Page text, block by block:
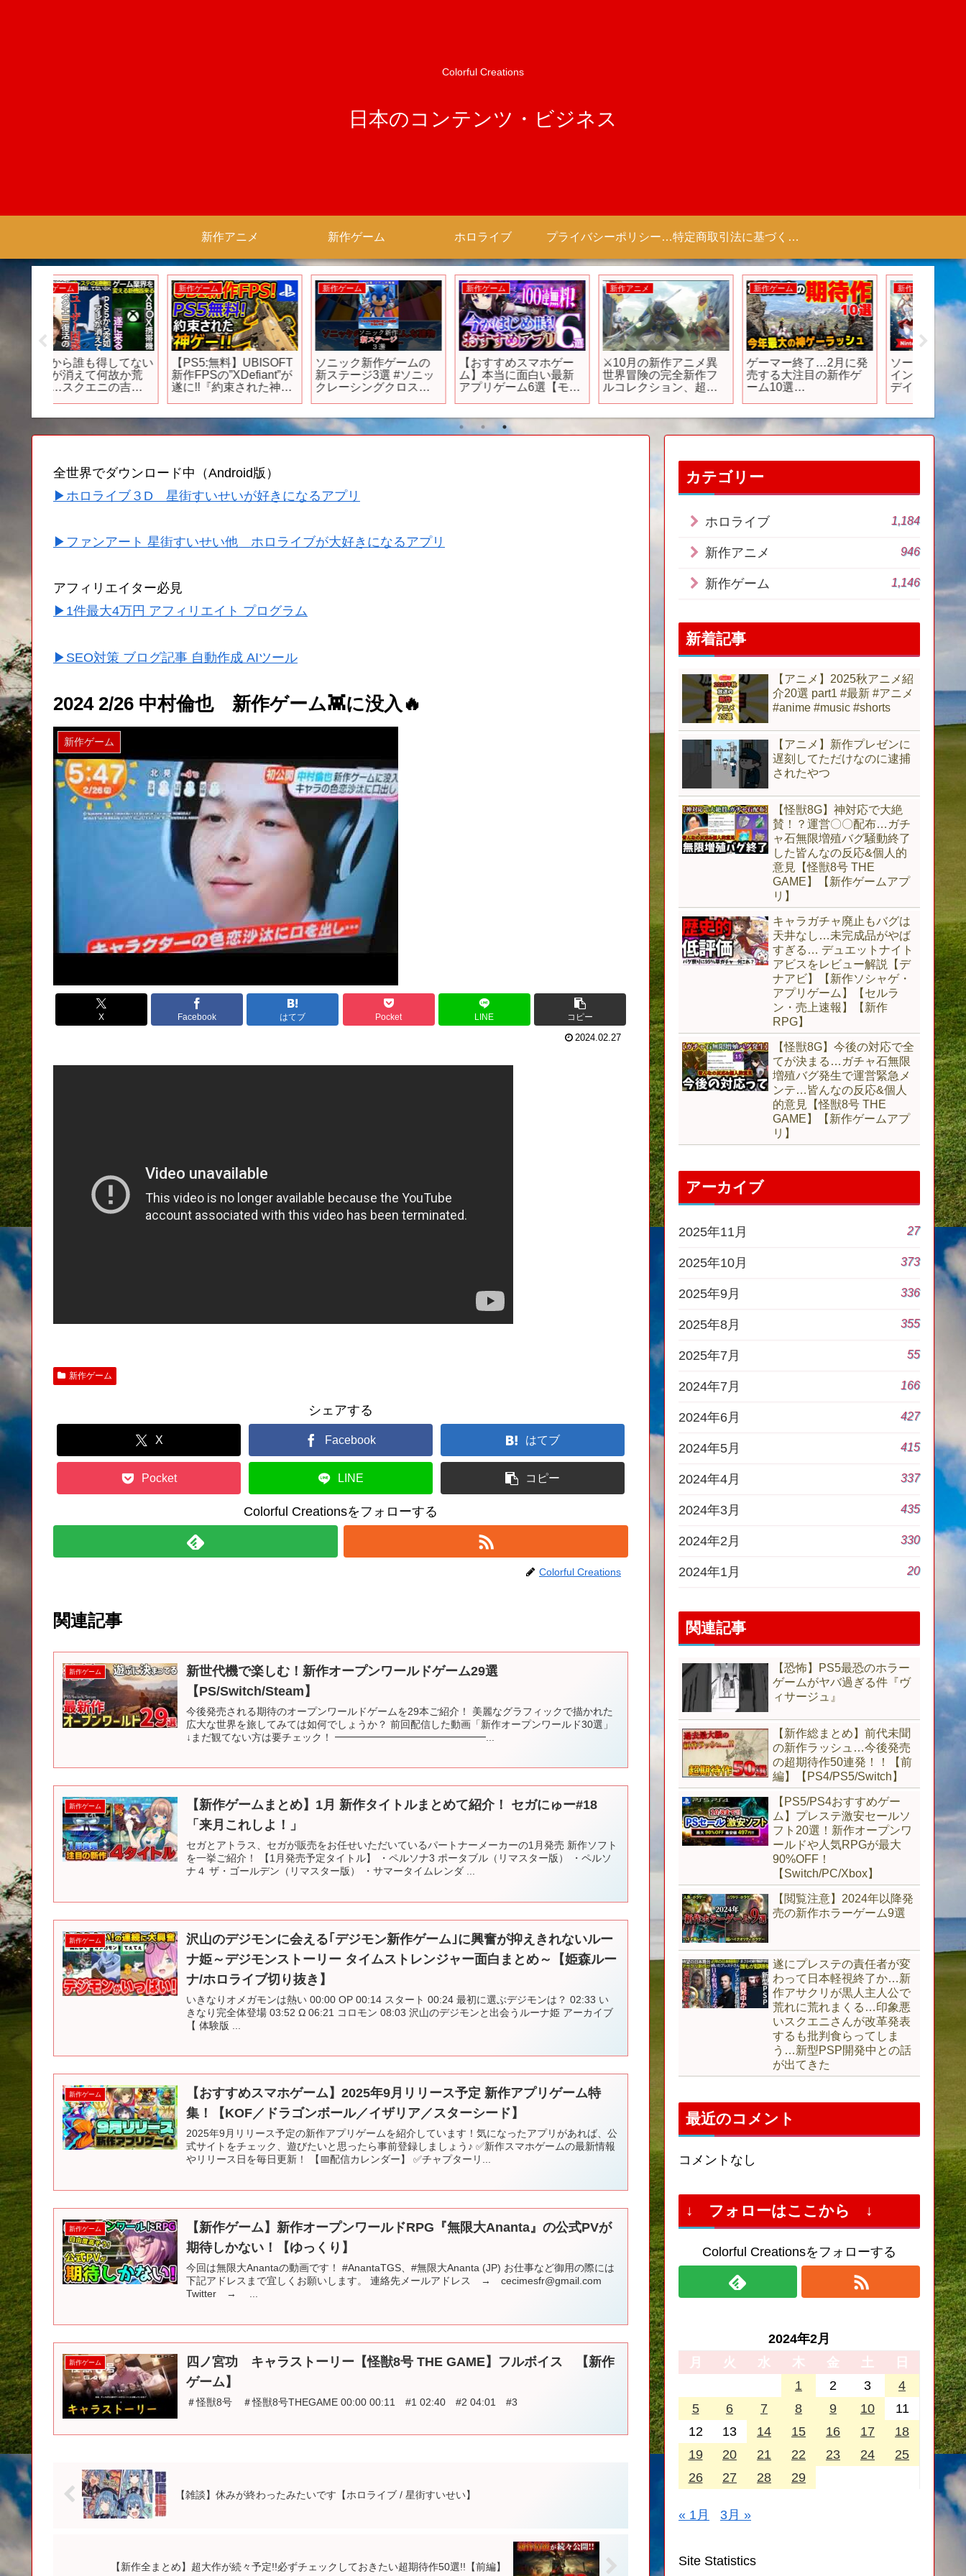
Colorful Creations
日本のコンテンツ・ビジネス
新作アニメ 新作ゲーム ホロライブ プライバシーポリシー 【Colorful Creation】 特定商取引法に基づく表記（商取引に関する開示）
新作アニメ
⚔️10月の新作アニメ異
世界冒険の完全新作フ
ルコレクション、超大
新作ゲーム
ゲーマー終了…2月に発
売する大注目の新作ゲ
ーム10選
新作ゲーム
ソードアート・オンラ
イン フラクチュアード
デイドリーム [Nintendo
新作アニメ
『新作アニメ「神様に
なった日」プロローグ
特番 ～Keyと麻枝 准に
新作ゲーム
話題のサバイバルMMO
＆オンライン協力TPS
がリリース日決定！美
新作アニメ
TVアニメ『29歳独身中
堅冒険者の日常』PV第1
弾
な意味
ップな
ム】【
【ソシ
全世界でダウンロード中（Android版）
▶ホロライブ３D 星街すいせいが好きになるアプリ
▶ファンアート 星街すいせい他 ホロライブが大好きになるアプリ
アフィリエイター必見
▶1件最大4万円 アフィリエイト プログラム
▶SEO対策 ブログ記事 自動作成 AIツール
2024 2/26 中村倫也 新作ゲーム👾に没入🔥
新作ゲーム
X Facebook はてブ Pocket LINE コピー
2024.02.27
新作ゲーム
シェアする
X Facebook はてブ
Pocket LINE コピー
Colorful Creationsをフォローする
Colorful Creations
関連記事
新作ゲーム
新世代機で楽しむ！新作オープンワールドゲーム29選
【PS/Switch/Steam】
今後発売される期待のオープンワールドゲームを29本ご紹介！ 美麗なグラフィックで描かれた
広大な世界を旅してみては如何でしょうか？ 前回配信した動画「新作オープンワールド30選」
↓まだ観てない方は要チェック！ ━━━━━━━━━━━━━━━...
新作ゲーム
【新作ゲームまとめ】1月 新作タイトルまとめて紹介！ セガにゅー#18
「来月これしよ！」
セガとアトラス、セガが販売をお任せいただいているパートナーメーカーの1月発売 新作ソフト
を一挙ご紹介！ 【1月発売予定タイトル】 ・ペルソナ3 ポータブル（リマスター版） ・ペルソ
ナ４ ザ・ゴールデン（リマスター版） ・サマータイムレンダ ...
新作ゲーム
沢山のデジモンに会える｢デジモン新作ゲーム｣に興奮が抑えきれないルー
ナ姫～デジモンストーリー タイムストレンジャー面白まとめ～【姫森ルー
ナ/ホロライブ切り抜き】
いきなりオメガモンは熱い 00:00 OP 00:14 スタート 00:24 最初に選ぶデジモンは？ 02:33 い
きなり完全体登場 03:52 Ω 06:21 コロモン 08:03 沢山のデジモンと出会うルーナ姫 アーカイブ
【 体験版 ...
新作ゲーム
【おすすめスマホゲーム】2025年9月リリース予定 新作アプリゲーム特
集！【KOF／ドラゴンボール／イザリア／スターシード】
2025年9月リリース予定の新作アプリゲームを紹介しています！気になったアプリがあれば、公
式サイトをチェック、遊びたいと思ったら事前登録しましょう♪ ✅新作スマホゲームの最新情報
やリリース日を毎日更新！ 【📅配信カレンダー】 ✅チャプターリ...
新作ゲーム
【新作ゲーム】新作オープンワールドRPG『無限大Ananta』の公式PVが
期待しかない！【ゆっくり】
今回は無限大Anantaの動画です！ #AnantaTGS、#無限大Ananta (JP) お仕事など御用の際には
下記アドレスまで宜しくお願いします。 連絡先メールアドレス → cecimesfr@gmail.com
Twitter → ...
新作ゲーム
四ノ宮功 キャラストーリー【怪獣8号 THE GAME】フルボイス 【新作
ゲーム】
＃怪獣8号 ＃怪獣8号THEGAME 00:00 00:11 #1 02:40 #2 04:01 #3
【雑談】休みが終わったみたいです【ホロライブ / 星街すいせい】
【新作全まとめ】超大作が続々予定!!必ずチェックしておきたい超期待作50選!!【前編】
カテゴリー
ホロライブ 1,184
新作アニメ 946
新作ゲーム 1,146
新着記事
【アニメ】2025秋アニメ紹
介20選 part1 #最新 #アニメ
#anime #music #shorts
【アニメ】新作プレゼンに
遅刻してただけなのに逮捕
されたやつ
【怪獣8G】神対応で大絶
賛！？運営〇〇配布…ガチ
ャ石無限増殖バグ騒動終了
した皆んなの反応&個人的
意見【怪獣8号 THE
GAME】【新作ゲームアプ
リ】
キャラガチャ廃止もバグは
天井なし…未完成品がやば
すぎる… デュエットナイト
アビスをレビュー解説【デ
ナアビ】【新作ソシャゲ・
アプリゲーム】【セルラ
ン・売上速報】【新作
RPG】
【怪獣8G】今後の対応で全
てが決まる…ガチャ石無限
増殖バグ発生で運営緊急メ
ンテ…皆んなの反応&個人
的意見【怪獣8号 THE
GAME】【新作ゲームアプ
リ】
アーカイブ
2025年11月 27
2025年10月 373
2025年9月 336
2025年8月 355
2025年7月 55
2024年7月 166
2024年6月 427
2024年5月 415
2024年4月 337
2024年3月 435
2024年2月 330
2024年1月 20
関連記事
【恐怖】PS5最恐のホラー
ゲームがヤバ過ぎる件『ヴ
ィサージュ』
【新作総まとめ】前代未聞
の新作ラッシュ…今後発売
の超期待作50連発！！【前
編】【PS4/PS5/Switch】
【PS5/PS4おすすめゲー
ム】プレステ激安セールソ
フト20選！新作オープンワ
ールドや人気RPGが最大
90%OFF！
【Switch/PC/Xbox】
【閲覧注意】2024年以降発
売の新作ホラーゲーム9選
遂にプレステの責任者が変
わって日本軽視終了か…新
作アサクリが黒人主人公で
荒れに荒れまくる…印象悪
いスクエニさんが改革発表
するも批判食らってしま
う…新型PSP開発中との話
が出てきた
最近のコメント
コメントなし
↓ フォローはここから ↓
Colorful Creationsをフォローする
2024年2月
月
火 水 木 金 土
日
1
2 3
4
5
6 7 8 9 10
11
12
13 14 15 16 17
18
19
20 21 22 23 24
25
26
27 28 29
« 1月 3月 »
Site Statistics